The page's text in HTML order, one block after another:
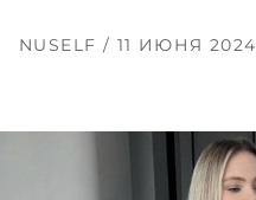
NUSELF / 11 ИЮНЯ 2024